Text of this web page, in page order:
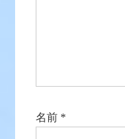
名前 *